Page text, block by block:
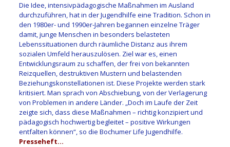
Die Idee, intensivpädagogische Maßnahmen im Ausland
durchzuführen, hat in der Jugendhilfe eine Tradition. Schon in
den 1980er- und 1990er-Jahren begannen einzelne Träger
damit, junge Menschen in besonders belasteten
Lebenssituationen durch räumliche Distanz aus ihrem
sozialen Umfeld herauszulösen. Ziel war es, einen
Entwicklungsraum zu schaffen, der frei von bekannten
Reizquellen, destruktiven Mustern und belastenden
Beziehungskonstellationen ist. Diese Projekte werden stark
kritisiert. Man sprach von Abschiebung, von der Verlagerung
von Problemen in andere Länder. „Doch im Laufe der Zeit
zeigte sich, dass diese Maßnahmen – richtig konzipiert und
pädagogisch hochwertig begleitet – positive Wirkungen
entfalten können“, so die Bochumer Life Jugendhilfe.
Presseheft…